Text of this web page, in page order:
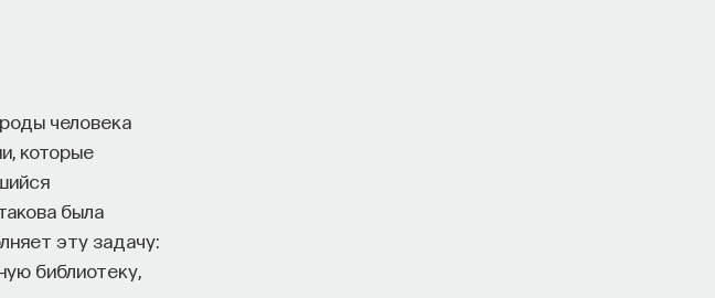
человека
которые
была
эту задачу:
библиотеку,